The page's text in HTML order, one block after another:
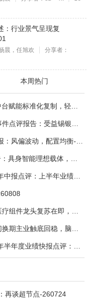
：行业景气呈现复
晨，任旭欢
分享者：
本周热门
光大证券-百隆东方-601339-2026年中报点评：上半年业绩表现高增，国内外产能均有亮眼表现-260807
再谈超节点-260724